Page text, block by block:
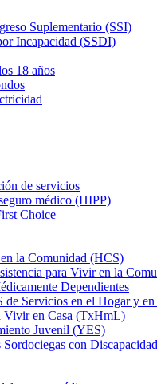
Suplementario (SSI)
Incapacidad (SSDI)
18 años
de servicios
médico (HIPP)
Choice
la Comunidad (HCS)
para Vivir en la
Dependientes
Servicios en el Hogar y
Vivir en Casa (TxHmL)
Juvenil (YES)
Sordociegas con